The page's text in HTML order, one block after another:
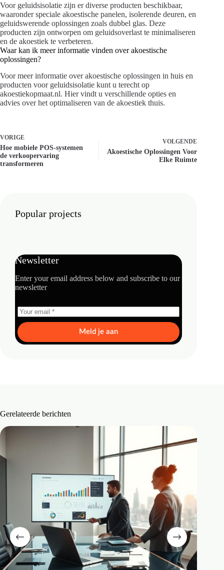
Voor geluidsisolatie zijn er diverse producten beschikbaar,
waaronder speciale akoestische panelen, isolerende deuren, en
geluidswerende oplossingen zoals dubbel glas. Deze
producten zijn ontworpen om geluidsoverlast te minimaliseren
en de akoestiek te verbeteren.
Waar kan ik meer informatie vinden over akoestische
oplossingen?
Voor meer informatie over akoestische oplossingen in huis en
producten voor geluidsisolatie kunt u terecht op
akoestiekopmaat.nl. Hier vindt u verschillende opties en
advies over het optimaliseren van de akoestiek thuis.
VORIGE
Hoe mobiele POS-systemen
de verkoopervaring
transformeren
VOLGENDE
Akoestische Oplossingen Voor
Elke Ruimte
Popular projects
Newsletter
Enter your email address below and subscribe to our
newsletter
Meld je aan
Gerelateerde berichten